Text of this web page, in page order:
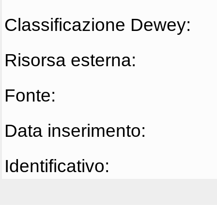
Classificazione Dewey:
Risorsa esterna:
Fonte:
Data inserimento:
Identificativo: